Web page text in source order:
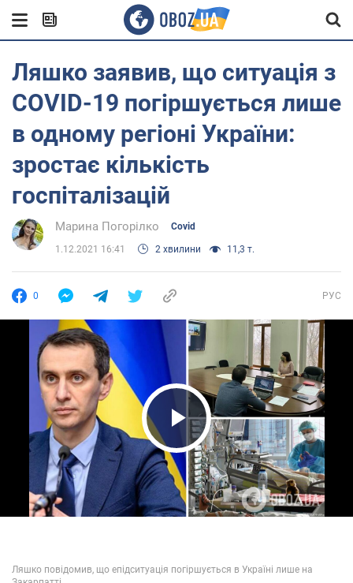
Ляшко заявив, що ситуація з
COVID-19 погіршується лише
в одному регіоні України:
зростає кількість
госпіталізацій
Марина Погорілко Covid
1.12.2021 16:41 2 хвилини 11,3 т.
0 РУС
Play Video